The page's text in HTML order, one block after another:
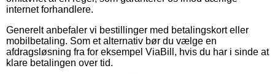
internet forhandlere.
Generelt anbefaler vi bestillinger med betalingskort eller
mobilbetaling. Som et alternativ bør du vælge en
afdragsløsning fra for eksempel ViaBill, hvis du har i sinde at
klare betalingen over tid.